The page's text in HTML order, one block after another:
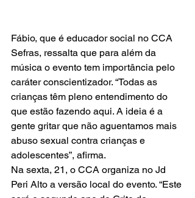
Fábio, que é educador social no CCA
Sefras, ressalta que para além da
música o evento tem importância pelo
caráter conscientizador. “Todas as
crianças têm pleno entendimento do
que estão fazendo aqui. A ideia é a
gente gritar que não aguentamos mais
abuso sexual contra crianças e
adolescentes”, afirma.
Na sexta, 21, o CCA organiza no Jd
Peri Alto a versão local do evento. “Este